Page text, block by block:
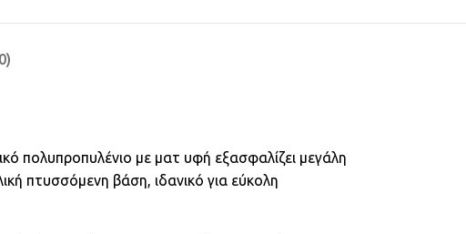
πολυπροπυλένιο με ματ υφή εξασφαλίζει μεγάλη
πτυσσόμενη βάση, ιδανικό για εύκολη